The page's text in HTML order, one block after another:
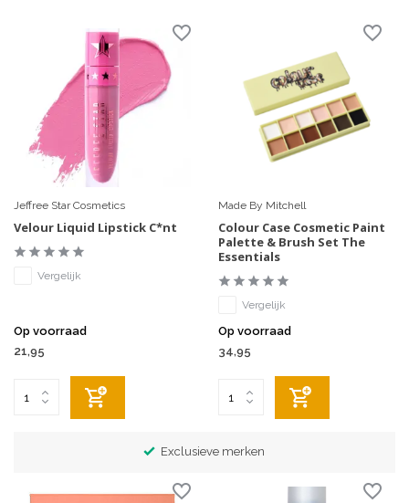
Jeffree Star Cosmetics
Velour Liquid Lipstick C*nt
Vergelijk
Op voorraad
21,95
Made By Mitchell
Colour Case Cosmetic Paint
Palette & Brush Set The
Essentials
Vergelijk
Op voorraad
34,95
Exclusieve merken